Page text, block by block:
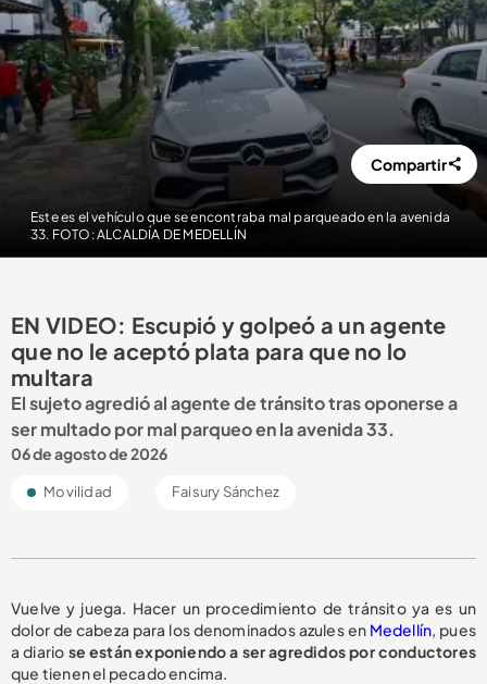
Este es el vehículo que se encontraba mal parqueado en la avenida
33. FOTO: ALCALDÍA DE MEDELLÍN
Compartir
EN VIDEO: Escupió y golpeó a un agente
que no le aceptó plata para que no lo
multara
El sujeto agredió al agente de tránsito tras oponerse a
ser multado por mal parqueo en la avenida 33.
06 de agosto de 2026
Movilidad Faisury Sánchez
Vuelve y juega. Hacer un procedimiento de tránsito ya es un
dolor de cabeza para los denominados azules en Medellín, pues
a diario se están exponiendo a seragredidos por conductores
que tienen el pecado encima.